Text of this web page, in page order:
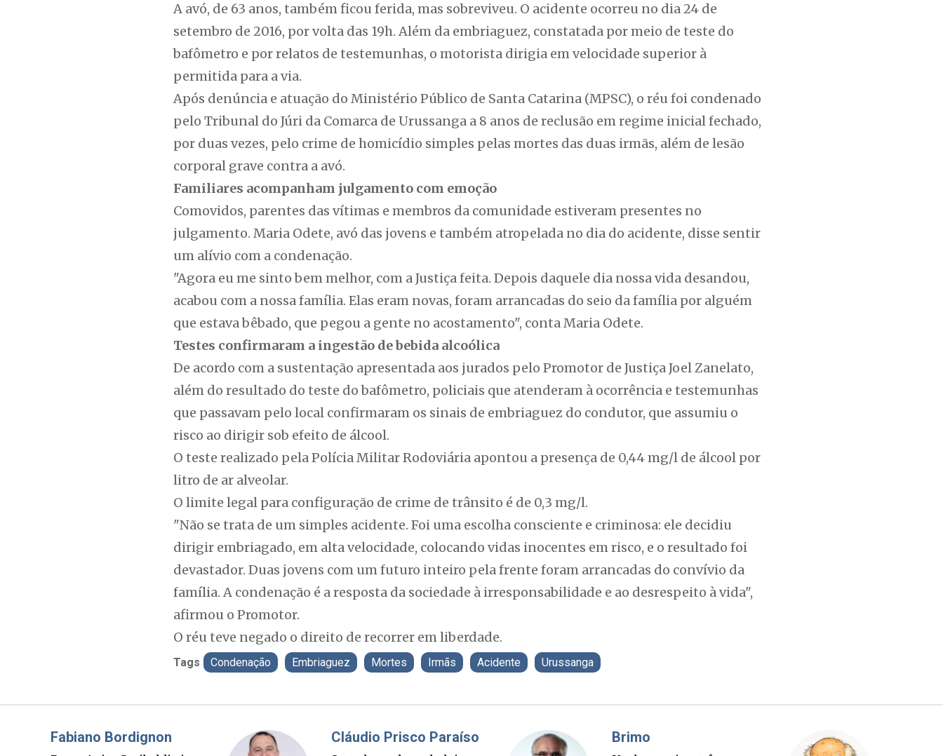
A avó, de 63 anos, também ficou ferida, mas sobreviveu. O acidente ocorreu no dia 24 de
setembro de 2016, por volta das 19h. Além da embriaguez, constatada por meio de teste do
bafômetro e por relatos de testemunhas, o motorista dirigia em velocidade superior à
permitida para a via.
Após denúncia e atuação do Ministério Público de Santa Catarina (MPSC), o réu foi condenado
pelo Tribunal do Júri da Comarca de Urussanga a 8 anos de reclusão em regime inicial fechado,
por duas vezes, pelo crime de homicídio simples pelas mortes das duas irmãs, além de lesão
corporal grave contra a avó.
Familiares acompanham julgamento com emoção
Comovidos, parentes das vítimas e membros da comunidade estiveram presentes no
julgamento. Maria Odete, avó das jovens e também atropelada no dia do acidente, disse sentir
um alívio com a condenação.
"Agora eu me sinto bem melhor, com a Justiça feita. Depois daquele dia nossa vida desandou,
acabou com a nossa família. Elas eram novas, foram arrancadas do seio da família por alguém
que estava bêbado, que pegou a gente no acostamento", conta Maria Odete.
Testes confirmaram a ingestão de bebida alcoólica
De acordo com a sustentação apresentada aos jurados pelo Promotor de Justiça Joel Zanelato,
além do resultado do teste do bafômetro, policiais que atenderam à ocorrência e testemunhas
que passavam pelo local confirmaram os sinais de embriaguez do condutor, que assumiu o
risco ao dirigir sob efeito de álcool.
O teste realizado pela Polícia Militar Rodoviária apontou a presença de 0,44 mg/l de álcool por
litro de ar alveolar.
O limite legal para configuração de crime de trânsito é de 0,3 mg/l.
"Não se trata de um simples acidente. Foi uma escolha consciente e criminosa: ele decidiu
dirigir embriagado, em alta velocidade, colocando vidas inocentes em risco, e o resultado foi
devastador. Duas jovens com um futuro inteiro pela frente foram arrancadas do convívio da
família. A condenação é a resposta da sociedade à irresponsabilidade e ao desrespeito à vida",
afirmou o Promotor.
O réu teve negado o direito de recorrer em liberdade.
Tags Condenação Embriaguez Mortes Irmãs Acidente Urussanga
Misael Elias Fabiano Bordignon Cláudio Prisco Paraíso